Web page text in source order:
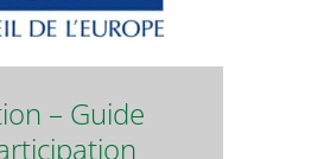
– Guide